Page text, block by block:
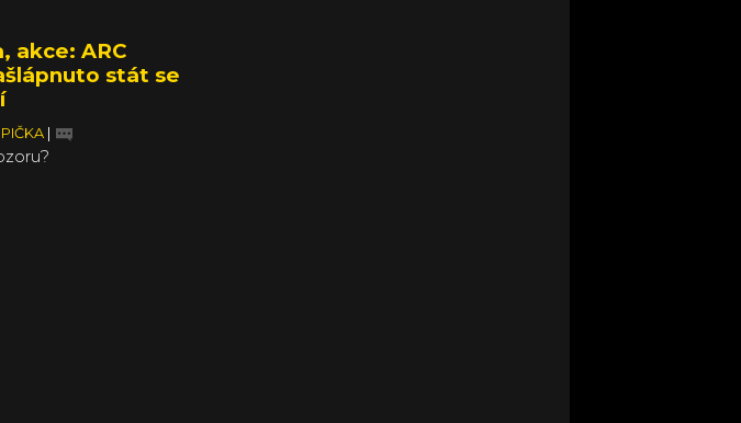
akce: ARC
stát se